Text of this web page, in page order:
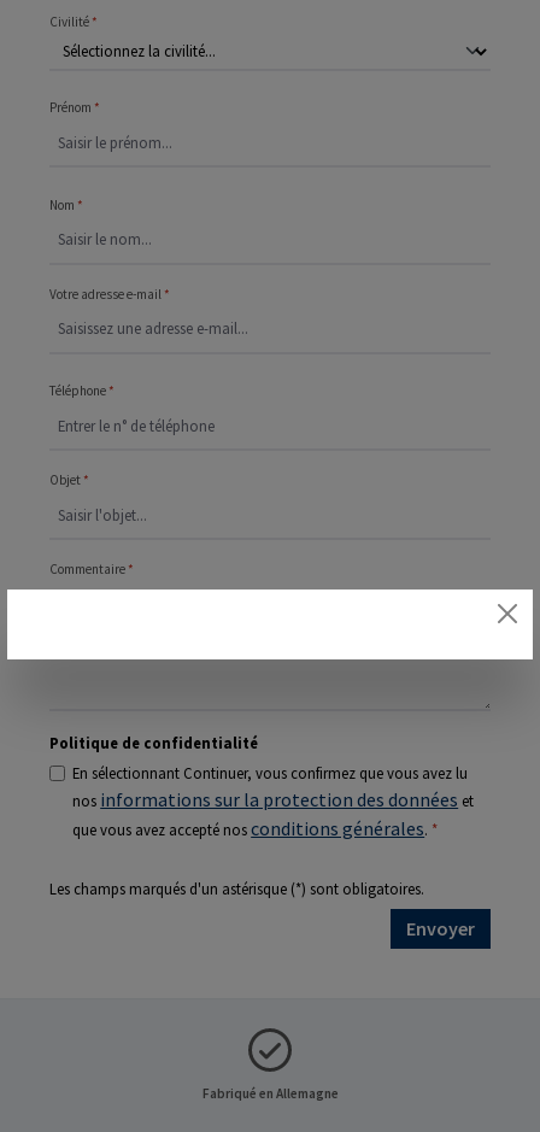
Civilité *
Prénom *
Nom *
Votre adresse e-mail *
Téléphone *
Objet *
Commentaire *
Politique de confidentialité
En sélectionnant Continuer, vous confirmez que vous avez lu
nos informations sur la protection des données et
que vous avez accepté nosconditions générales. *
Les champs marqués d'un astérisque (*) sont obligatoires.
Envoyer
Fabriqué en Allemagne